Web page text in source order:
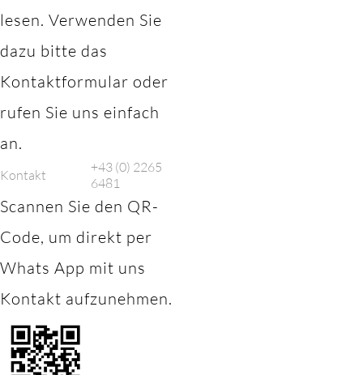
lesen. Verwenden Sie
dazu bitte das
Kontaktformular oder
rufen Sie uns einfach
an.
Kontakt
+43 (0) 2265
6481
Scannen Sie den QR-
Code, um direkt per
Whats App mit uns
Kontakt aufzunehmen.